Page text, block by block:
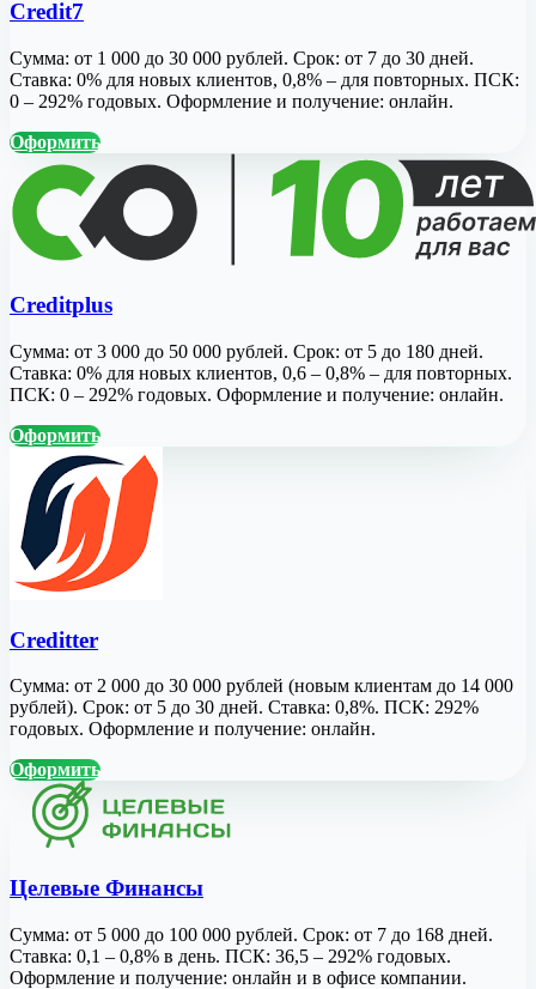
Credit7
Сумма: от 1 000 до 30 000 рублей. Срок: от 7 до 30 дней.
Ставка: 0% для новых клиентов, 0,8% – для повторных. ПСК:
0 – 292% годовых. Оформление и получение: онлайн.
Оформить
Creditplus
Сумма: от 3 000 до 50 000 рублей. Срок: от 5 до 180 дней.
Ставка: 0% для новых клиентов, 0,6 – 0,8% – для повторных.
ПСК: 0 – 292% годовых. Оформление и получение: онлайн.
Оформить
Creditter
Сумма: от 2 000 до 30 000 рублей (новым клиентам до 14 000
рублей). Срок: от 5 до 30 дней. Ставка: 0,8%. ПСК: 292%
годовых. Оформление и получение: онлайн.
Оформить
Целевые Финансы
Сумма: от 5 000 до 100 000 рублей. Срок: от 7 до 168 дней.
Ставка: 0,1 – 0,8% в день. ПСК: 36,5 – 292% годовых.
Оформление и получение: онлайн и в офисе компании.